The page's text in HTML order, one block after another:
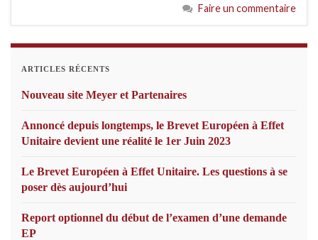
Faire un commentaire
ARTICLES RÉCENTS
Nouveau site Meyer et Partenaires
Annoncé depuis longtemps, le Brevet Européen à Effet
Unitaire devient une réalité le 1er Juin 2023
Le Brevet Européen à Effet Unitaire. Les questions à se
poser dès aujourd’hui
Report optionnel du début de l’examen d’une demande
EP